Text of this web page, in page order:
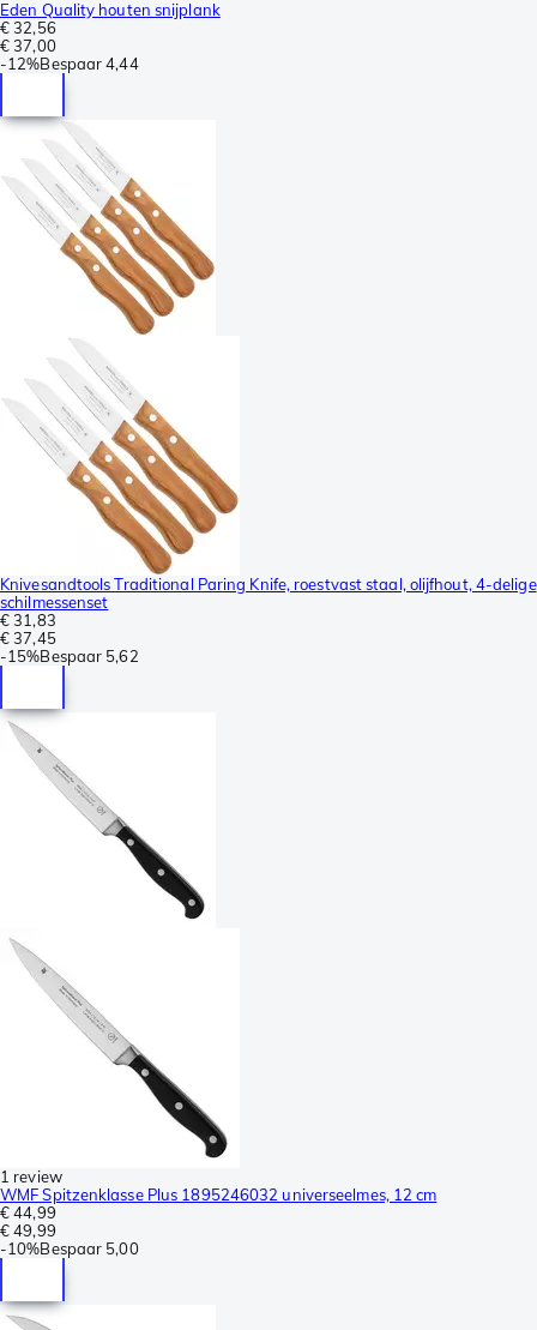
Eden Quality houten snijplank
€ 32,56
€ 37,00
-12%Bespaar 4,44
Knivesandtools Traditional Paring Knife, roestvast staal, olijfhout, 4-delige
schilmessenset
€ 31,83
€ 37,45
-15%Bespaar 5,62
1 review
WMF Spitzenklasse Plus 1895246032 universeelmes, 12 cm
€ 44,99
€ 49,99
-10%Bespaar 5,00